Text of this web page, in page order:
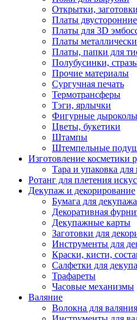
Открытки, заготовки
Платы
Платы для 3D
Платы
Платы, папки для
Полубусинки,
Прочие материалы
Сургучная печать
Термотрансферы
Тэги, ярлычки
Фигурные дыроколы
Цветы, букетики
Штампы
Штемпельные
Изготовление косметики
Тара и упаковка для
Ротанг для плетения
Декупаж и декорирование
Бумага для декупажа
Декоративная
Декупажные карты
Заготовки для
Инструменты для
Краски, кисти,
Салфетки для
Трафареты
Часовые механизмы
Валяние
Волокна для валяния